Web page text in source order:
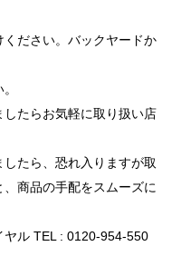
ださい。バックヤードか
たらお気軽に取り扱い店
たら、恐れ入りますが取
商品の手配をスムーズに
ル TEL : 0120-954-550